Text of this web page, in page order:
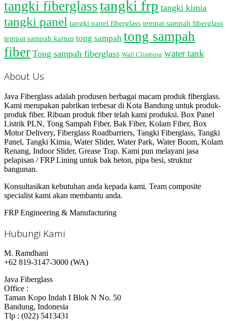
tangki fiberglasstangki frp tangki kimia
tangki panel tangki panel fiberglass tempat sampah fiberglass
tempat sampah kartun tong sampah tong sampah
fiber Tong sampah fiberglass Wall Climbing water tank
About Us
Java Fiberglass adalah produsen berbagai macam produk fiberglass.
Kami merupakan pabrikan terbesar di Kota Bandung untuk produk-
produk fiber. Ribuan produk fiber telah kami produksi. Box Panel
Listrik PLN, Tong Sampah Fiber, Bak Fiber, Kolam Fiber, Box
Motor Delivery, Fiberglass Roadbarriers, Tangki Fiberglass, Tangki
Panel, Tangki Kimia, Water Slider, Water Park, Water Boom, Kolam
Renang, Indoor Slider, Grease Trap. Kami pun melayani jasa
pelapisan / FRP Lining untuk bak beton, pipa besi, struktur
bangunan.
Konsultasikan kebutuhan anda kepada kami. Team composite
specialist kami akan membantu anda.
FRP Engineering & Manufacturing
Hubungi Kami
M. Ramdhani
+62 819-3147-3000 (WA)
Java Fiberglass
Office :
Taman Kopo Indah I Blok N No. 50
Bandung, Indonesia
Tlp : (022) 5413431